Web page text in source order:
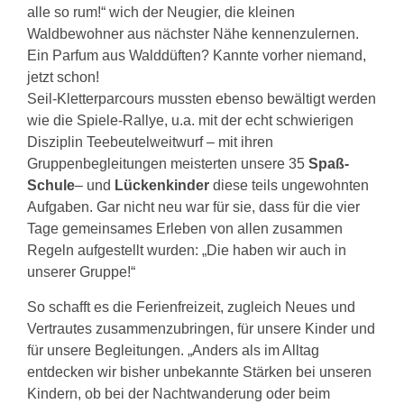
alle so rum!“ wich der Neugier, die kleinen
Waldbewohner aus nächster Nähe kennenzulernen.
Ein Parfum aus Walddüften? Kannte vorher niemand,
jetzt schon!
Seil-Kletterparcours mussten ebenso bewältigt werden
wie die Spiele-Rallye, u.a. mit der echt schwierigen
Disziplin Teebeutelweitwurf – mit ihren
Gruppenbegleitungen meisterten unsere 35 Spaß-
Schule– und Lückenkinder diese teils ungewohnten
Aufgaben. Gar nicht neu war für sie, dass für die vier
Tage gemeinsames Erleben von allen zusammen
Regeln aufgestellt wurden: „Die haben wir auch in
unserer Gruppe!“
So schafft es die Ferienfreizeit, zugleich Neues und
Vertrautes zusammenzubringen, für unsere Kinder und
für unsere Begleitungen. „Anders als im Alltag
entdecken wir bisher unbekannte Stärken bei unseren
Kindern, ob bei der Nachtwanderung oder beim